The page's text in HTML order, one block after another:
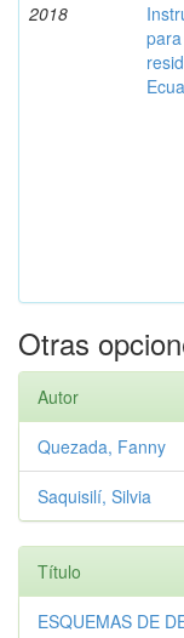
2018
Otras
Autor
Quezada, Fanny
Saquisilí, Silvia
Título
ESQUEMAS DE